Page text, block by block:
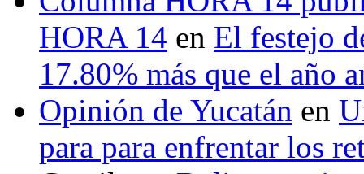
HORA 14 en El festejo
17.80% más que el año
Opinión de Yucatán en
para para enfrentar los